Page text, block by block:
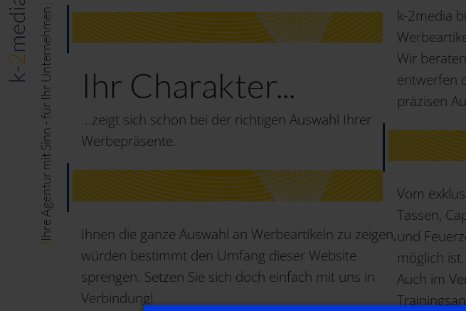
k-
2
media
[
Ihre Agentur mit Sinn - für Ihr Unternehmen
]
Ihr Charakter...
...zeigt sich schon bei der richtigen Auswahl Ihrer
Werbepräsente.
Ihnen die ganze Auswahl an Werbeartikeln zu zeigen,
würden bestimmt den Umfang dieser Website
sprengen. Setzen Sie sich doch einfach mit uns in
Verbindung!
k-2media
Wir
entwerfen
präzisen
Vom
Tassen,
und
möglich ist.
Auch im